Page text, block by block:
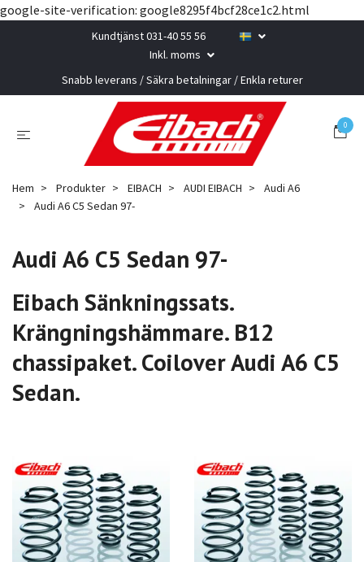
google-site-verification: google8295f4bcf28ce1c2.html
Kundtjänst 031-40 55 56
Inkl. moms
Snabb leverans / Säkra betalningar / Enkla returer
0
Hem Produkter EIBACH AUDI EIBACH
Audi A6
Audi A6 C5 Sedan 97-
Audi A6 C5 Sedan 97-
Eibach Sänkningssats.
Krängningshämmare. B12
chassipaket. Coilover Audi A6 C5
Sedan.